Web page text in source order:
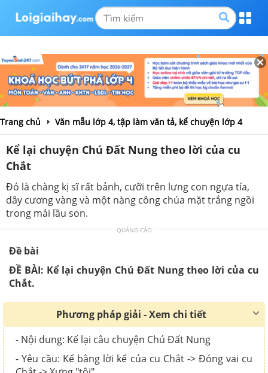
Trang chủ Văn mẫu lớp 4, tập làm văn tả, kể chuyện lớp 4
Kể lại chuyện Chú Đất Nung theo lời của cu
Chắt
Đó là chàng kị sĩ rất bảnh, cưỡi trên lưng con ngựa tía,
dây cương vàng và một nàng công chúa mặt trắng ngồi
trong mái lầu son.
QUẢNG CÁO
Đề bài
ĐỀ BÀI: Kể lại chuyện Chú Đất Nung theo lời của cu
Chắt.
Phương pháp giải - Xem chi tiết
- Nội dung: Kể lại câu chuyện Chú Đất Nung
- Yêu cầu: Kể bằng lời kể của cu Chắt -> Đóng vai cu